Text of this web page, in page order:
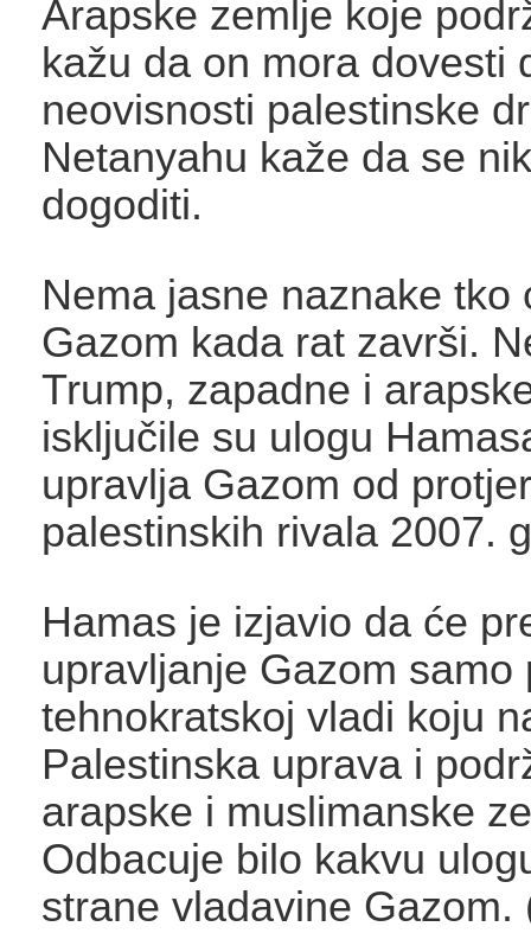
Arapske zemlje koje
kažu da on mora dovesti
neovisnosti palestinske
Netanyahu kaže da se
dogoditi.
Nema jasne naznake tko
Gazom kada rat završi.
Trump, zapadne i
isključile su ulogu
upravlja Gazom od
palestinskih rivala 2007.
Hamas je izjavio da će
upravljanje Gazom samo
tehnokratskoj vladi koju
Palestinska uprava i
arapske i muslimanske
Odbacuje bilo kakvu
strane vladavine